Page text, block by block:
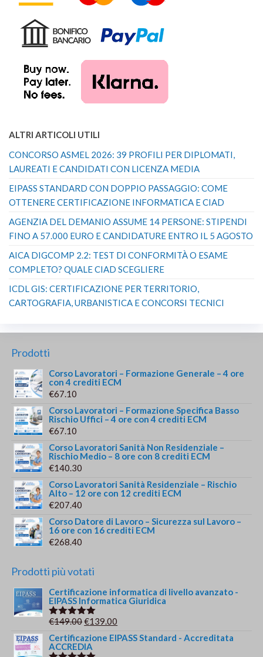
ALTRI ARTICOLI UTILI
CONCORSO ASMEL 2026: 39 PROFILI PER DIPLOMATI,
LAUREATI E CANDIDATI CON LICENZA MEDIA
EIPASS STANDARD CON DOPPIO PASSAGGIO: COME
OTTENERE CERTIFICAZIONE INFORMATICA E CIAD
AGENZIA DEL DEMANIO ASSUME 14 PERSONE: STIPENDI
FINO A 57.000 EURO E CANDIDATURE ENTRO IL 5 AGOSTO
AICA DIGCOMP 2.2: TEST DI CONFORMITÀ O ESAME
COMPLETO? QUALE CIAD SCEGLIERE
ICDL GIS: CERTIFICAZIONE PER TERRITORIO,
CARTOGRAFIA, URBANISTICA E CONCORSI TECNICI
Prodotti
Corso Lavoratori – Formazione Generale – 4 ore
con 4 crediti ECM
€67.10
Corso Lavoratori – Formazione Specifica Basso
Rischio Uffici – 4 ore con 4 crediti ECM
€67.10
Corso Lavoratori Sanità Non Residenziale –
Rischio Medio – 8 ore con 8 crediti ECM
€140.30
Corso Lavoratori Sanità Residenziale – Rischio
Alto – 12 ore con 12 crediti ECM
€207.40
Corso Datore di Lavoro – Sicurezza sul Lavoro –
16 ore con 16 crediti ECM
€268.40
Prodotti più votati
Certificazione informatica di livello avanzato -
EIPASS Informatica Giuridica
Valutato
€149.00Il
prezzo
originale
€139.00
prezzo
Certificazione EIPASS Standard - Accreditata
ACCREDIA